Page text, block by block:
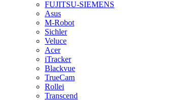
FUJITSU-SIEMENS
Asus
M-Robot
Sichler
Veluce
Acer
iTracker
Blackvue
TrueCam
Rollei
Transcend